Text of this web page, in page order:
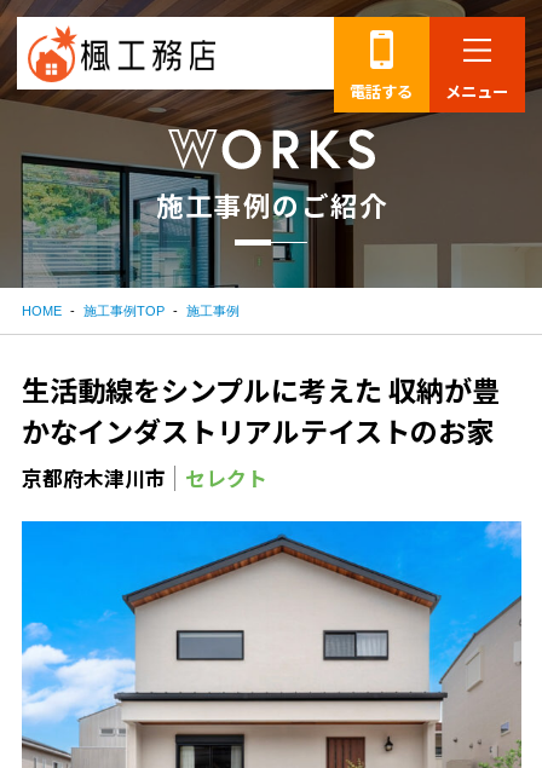
電話する メニュー
施工事例の ご紹介
HOME 施工事例TOP 施工事例
生活動線をシンプルに考えた 収納が豊
かなインダストリアルテイストのお家
京都府木津川市 セレクト